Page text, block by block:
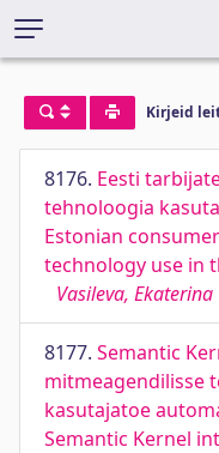
Kirjeid
8176. Eesti
tehnoloogia
Estonian
technology use in
Vasileva, Ekaterina
8177. Semantic
mitmeagendilisse
kasutajatoe
Semantic Kernel